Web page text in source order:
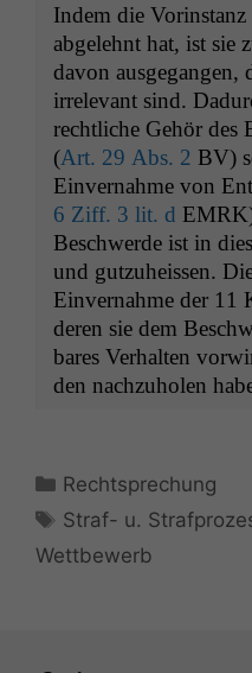
Indem die
abgelehnt hat, ist sie
davon aus­ge­gan­gen,
irrel­e­vant sind.
rechtliche Gehör des
(Art. 29 Abs. 2 BV)
Ein­ver­nahme von
6 Ziff. 3 lit. d EMRK
Beschw­erde ist in
und gutzuheis­sen.
Ein­ver­nahme der 11
deren sie dem
bares Ver­hal­ten
den nachzu­holen
Kategorien
Rechtsprechung
Schlagwörter
Straf- u.
Wettbewerb